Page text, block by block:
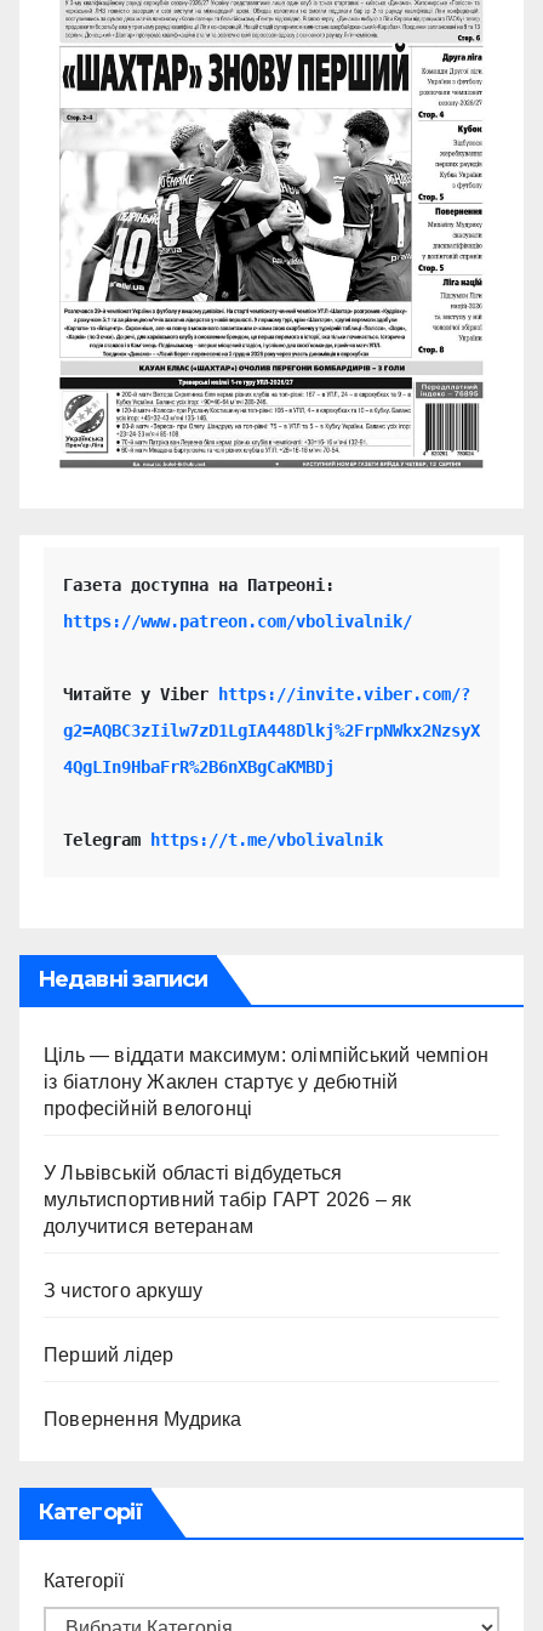
https://www.patreon.com/vbolivalnik/
Читайте у Viber
https://invite.viber.com/?
g2=AQBC3zIilw7zD1LgIA448Dlkj%2FrpNWkx2NzsyX
4QgLIn9HbaFrR%2B6nXBgCaKMBDj
Telegram https://t.me/vbolivalnik
Недавні записи
Ціль — віддати максимум: олімпійський чемпіон
із біатлону Жаклен стартує у дебютній
професійній велогонці
У Львівській області відбудеться
мультиспортивний табір ГАРТ 2026 – як
долучитися ветеранам
З чистого аркушу
Перший лідер
Повернення Мудрика
Категорії
Категорії